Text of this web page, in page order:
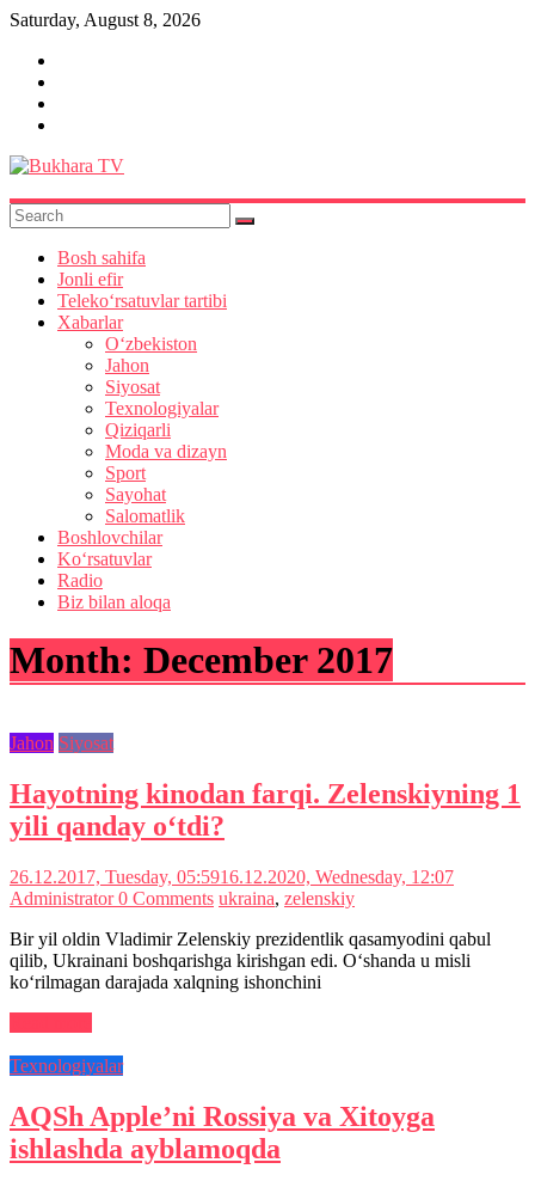
Skip
content
Saturday, August 8, 2026
Bukhara
TV
Bosh sahifa
Jonli efir
Teleko‘rsatuvlar tartibi
Xabarlar
O‘zbekiston
Jahon
Siyosat
Texnologiyalar
Qiziqarli
Moda va dizayn
Sport
Sayohat
Salomatlik
Boshlovchilar
Ko‘rsatuvlar
Radio
Biz bilan aloqa
Month: December 2017
Jahon Siyosat
Hayotning kinodan farqi. Zelenskiyning 1
yili qanday o‘tdi?
26.12.2017, Tuesday, 05:5916.12.2020, Wednesday, 12:07
Administrator0 Comments ukraina, zelenskiy
Bir yil oldin Vladimir Zelenskiy prezidentlik qasamyodini qabul
qilib, Ukrainani boshqarishga kirishgan edi. O‘shanda u misli
ko‘rilmagan darajada xalqning ishonchini
Texnologiyalar
AQSh Apple’ni Rossiya va Xitoyga
ishlashda ayblamoqda